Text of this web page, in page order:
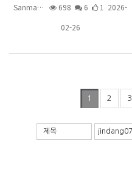
Sanma… 698 6
1 2026-
02-26
1 2 3
제목